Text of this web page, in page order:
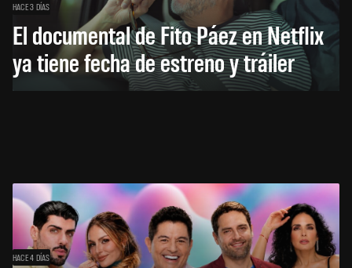
HACE 3 DÍAS
El documental de Fito Páez en Netflix
ya tiene fecha de estreno y tráiler
HACE 4 DÍAS